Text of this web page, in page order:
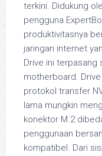
terkini. Didukung
pengguna
produktivitasnya
jaringan internet
Drive ini terpasang
motherboard.
protokol transfer
lama mungkin
konektor M.2
penggunaan
kompatibel. Dari